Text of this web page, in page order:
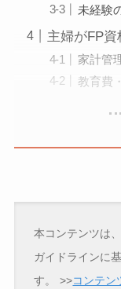
未経験
主婦がFP資
家計管
教育費
本コンテンツは
ガイドラインに
す。
>>コンテン